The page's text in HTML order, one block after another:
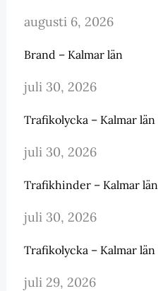
augusti 6, 2026
Brand – Kalmar län
juli 30, 2026
Trafikolycka – Kalmar län
juli 30, 2026
Trafikhinder – Kalmar län
juli 30, 2026
Trafikolycka – Kalmar län
juli 29, 2026